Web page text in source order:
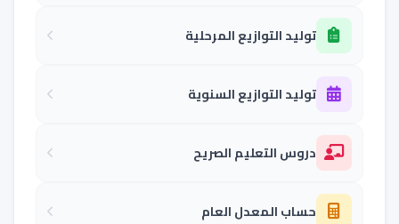
توليد التوازيع المرحلية
توليد التوازيع السنوية
دروس التعليم الصريح
حساب المعدل العام